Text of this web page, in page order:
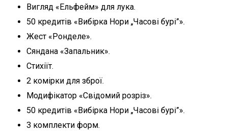
Вигляд «Ельфейм» для лука.
50 кредитів «Вибірка Нори „Часові бурі”».
Жест «Ронделе».
Сяндана «Запальник».
Стихіїт.
2 комірки для зброї.
Модифікатор «Свідомий розріз».
50 кредитів «Вибірка Нори „Часові бурі”».
3 комплекти форм.